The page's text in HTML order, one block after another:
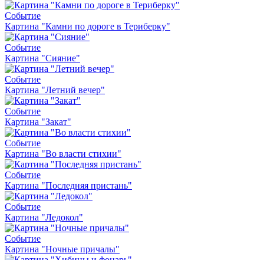
Событие
Картина "Камни по дороге в Териберку"
Событие
Картина "Сияние"
Событие
Картина "Летний вечер"
Событие
Картина "Закат"
Событие
Картина "Во власти стихии"
Событие
Картина "Последняя пристань"
Событие
Картина "Ледокол"
Событие
Картина "Ночные причалы"